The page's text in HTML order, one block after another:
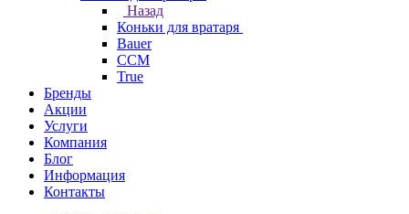
Назад
Коньки для вратаря
Bauer
CCM
True
Бренды
Акции
Услуги
Компания
Блог
Информация
Контакты